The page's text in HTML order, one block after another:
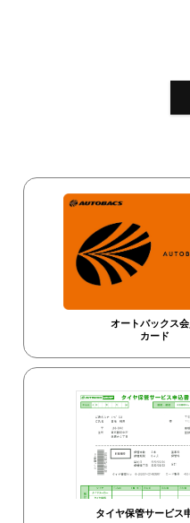
オートバックス会
カード
タイヤ保管サービス